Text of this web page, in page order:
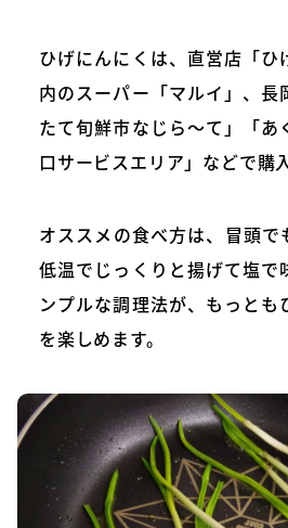
ひげにんにくは、直営店「ひ
内のスーパー「マルイ」、長
たて旬鮮市なじら～て」「あ
口サービスエリア」などで購
オススメの食べ方は、冒頭で
低温でじっくりと揚げて塩で
ンプルな調理法が、もっと
を楽しめます。